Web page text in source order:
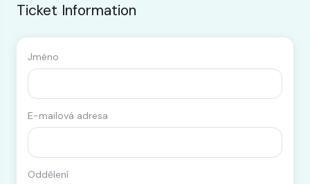
Ticket Information
Jméno
E-mailová adresa
Oddělení